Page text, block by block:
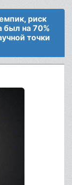
риск
был на 70%
точки